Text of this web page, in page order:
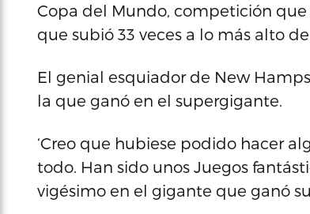
Copa del Mundo, competición
que subió 33 veces a lo más alto
El genial esquiador de New
la que ganó en el supergigante.
‘Creo que hubiese podido hacer
todo. Han sido unos Juegos
vigésimo en el gigante que ganó